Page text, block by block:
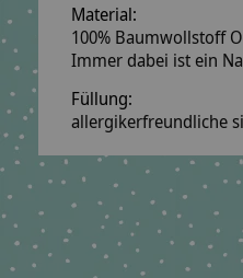
Material:
100% Baumwollstoff
Immer dabei ist ein
Füllung:
allergikerfreundliche